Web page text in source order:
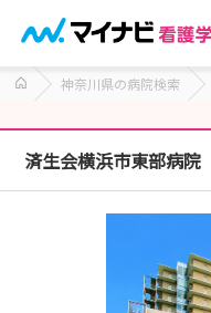
神奈川県の病院検索
済生会横浜市東部病院